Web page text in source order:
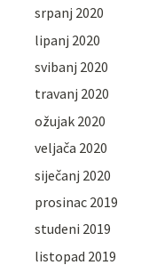
srpanj 2020
lipanj 2020
svibanj 2020
travanj 2020
ožujak 2020
veljača 2020
siječanj 2020
prosinac 2019
studeni 2019
listopad 2019